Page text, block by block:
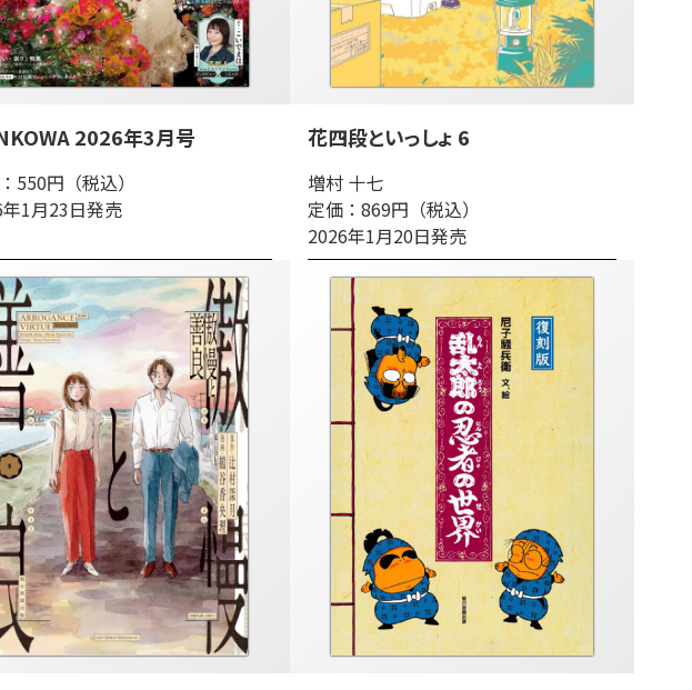
2026年3月号
550円（税込）
1月23日発売
花四段といっしょ 6
増村 十七
定価：869円（税込）
2026年1月20日発売